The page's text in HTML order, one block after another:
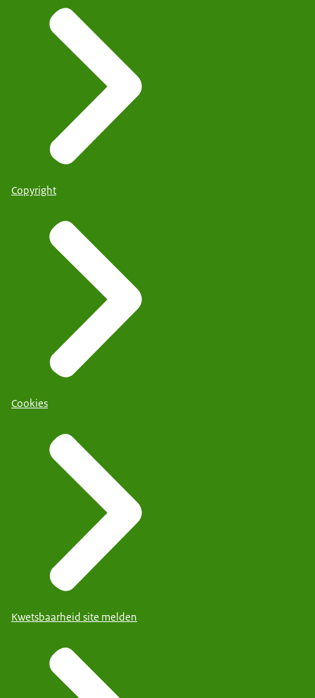
Copyright
Cookies
Kwetsbaarheid site melden